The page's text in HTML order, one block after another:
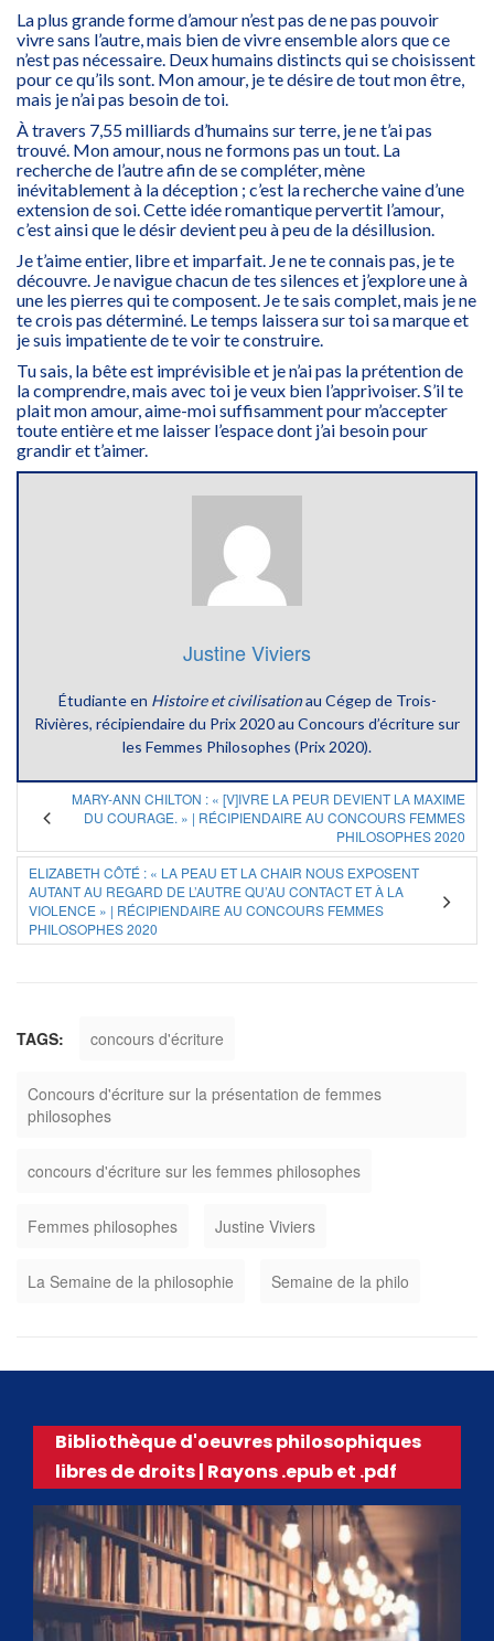
La plus grande forme d’amour n’est pas de ne pas pouvoir
vivre sans l’autre, mais bien de vivre ensemble alors que ce
n’est pas nécessaire. Deux humains distincts qui se choisissent
pour ce qu’ils sont. Mon amour, je te désire de tout mon être,
mais je n’ai pas besoin de toi.
À travers 7,55 milliards d’humains sur terre, je ne t’ai pas
trouvé. Mon amour, nous ne formons pas un tout. La
recherche de l’autre afin de se compléter, mène
inévitablement à la déception ; c’est la recherche vaine d’une
extension de soi. Cette idée romantique pervertit l’amour,
c’est ainsi que le désir devient peu à peu de la désillusion.
Je t’aime entier, libre et imparfait. Je ne te connais pas, je te
découvre. Je navigue chacun de tes silences et j’explore une à
une les pierres qui te composent. Je te sais complet, mais je ne
te crois pas déterminé. Le temps laissera sur toi sa marque et
je suis impatiente de te voir te construire.
Tu sais, la bête est imprévisible et je n’ai pas la prétention de
la comprendre, mais avec toi je veux bien l’apprivoiser. S’il te
plait mon amour, aime-moi suffisamment pour m’accepter
toute entière et me laisser l’espace dont j’ai besoin pour
grandir et t’aimer.
Justine Viviers
Étudiante en Histoire et civilisationau Cégep de Trois-
Rivières, récipiendaire du Prix 2020 au Concours d’écriture sur
les Femmes Philosophes (Prix 2020).
MARY-ANN CHILTON : « [V]IVRE LA PEUR DEVIENT LA MAXIME
DU COURAGE. » | RÉCIPIENDAIRE AU CONCOURS FEMMES
PHILOSOPHES 2020
ELIZABETH CÔTÉ : « LA PEAU ET LA CHAIR NOUS EXPOSENT
AUTANT AU REGARD DE L’AUTRE QU’AU CONTACT ET À LA
VIOLENCE » | RÉCIPIENDAIRE AU CONCOURS FEMMES
PHILOSOPHES 2020
TAGS: concours d'écriture
Concours d'écriture sur la présentation de femmes
philosophes
concours d'écriture sur les femmes philosophes
Femmes philosophes Justine Viviers
La Semaine de la philosophie Semaine de la philo
Bibliothèque d'oeuvres philosophiques
libres de droits | Rayons .epub et .pdf